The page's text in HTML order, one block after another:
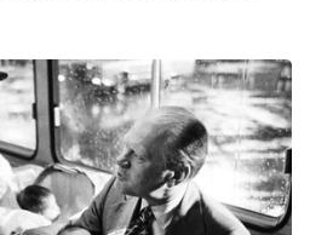
como voluntarios, cómo
operación, "nos hace ver
que nuestras
momento tan específico,